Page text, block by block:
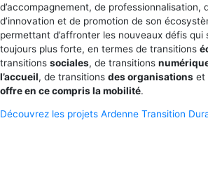
d’accompagnement, de professionnalisation,
d’innovation et de promotion de son
permettant d’affronter les nouveaux défis qui
toujours plus forte, en termes de transitions
transitions sociales, de transitions
l’accueil, de transitions des organisations et
offre en ce compris la mobilité.
Découvrez les projets Ardenne Transition